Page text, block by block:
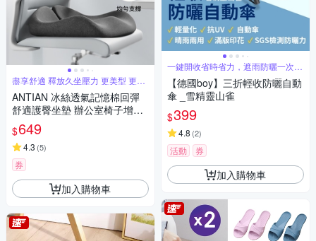
盡享舒適 釋放久坐壓力 更美型 更健
康
ANTIAN 冰絲透氣記憶棉回彈
舒適護臀坐墊 辦公室椅子增高
坐墊 屁股棉墊 孕婦坐墊 車用坐
墊 痔瘡墊
$649
4.3 (5)
券
加入購物車
一鍵開收省時省力，遮雨防曬一次到
【德國boy】三折輕收防曬自動
傘 _雪精靈山雀
$399
4.8 (2)
活動 券
加入購物車